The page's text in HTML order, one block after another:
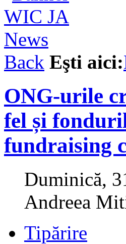
Back Eşti aici:
ONG-urile
fel și
fundraising
Duminică,
Andreea
Tipărire